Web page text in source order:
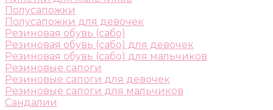
Полусапожки
Полусапожки для девочек
Резиновая обувь (сабо)
Резиновая обувь (сабо) для девочек
Резиновая обувь (сабо) для мальчиков
Резиновые сапоги
Резиновые сапоги для девочек
Резиновые сапоги для мальчиков
Сандалии